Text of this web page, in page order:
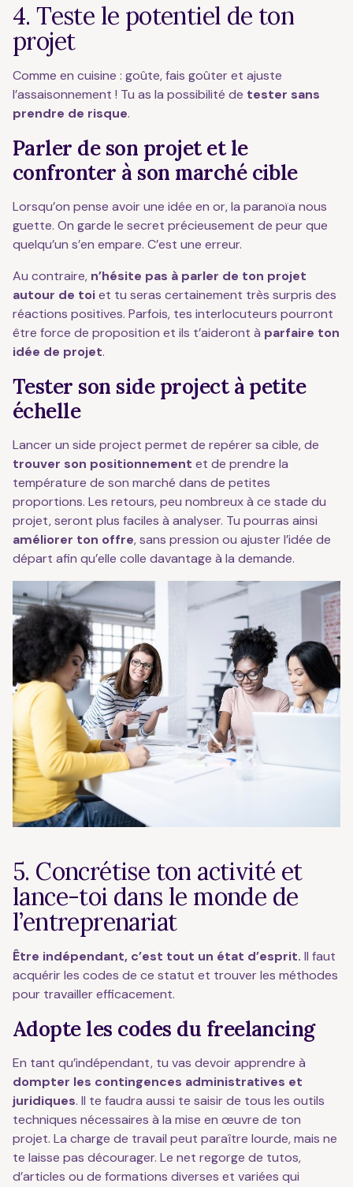
4. Teste le potentiel de ton
projet
Comme en cuisine : goûte, fais goûter et ajuste
l’assaisonnement ! Tu as la possibilité de tester sans
prendre de risque.
Parler de son projet et le
confronter à son marché cible
Lorsqu’on pense avoir une idée en or, la paranoïa nous
guette. On garde le secret précieusement de peur que
quelqu’un s’en empare. C’est une erreur.
Au contraire, n’hésite pas à parler de ton projet
autour de toiet tu seras certainement très surpris des
réactions positives. Parfois, tes interlocuteurs pourront
être force de proposition et ils t’aideront à parfaire ton
idée de projet.
Tester son side project à petite
échelle
Lancer un side project permet de repérer sa cible, de
trouver son positionnement et de prendre la
température de son marché dans de petites
proportions. Les retours, peu nombreux à ce stade du
projet, seront plus faciles à analyser. Tu pourras ainsi
améliorer ton offre, sans pression ou ajuster l’idée de
départ afin qu’elle colle davantage à la demande.
5. Concrétise ton activité et
lance-toi dans le monde de
l’entreprenariat
Être indépendant, c’est tout un état d’esprit. Il faut
acquérir les codes de ce statut et trouver les méthodes
pour travailler efficacement.
Adopte les codes du freelancing
En tant qu’indépendant, tu vas devoir apprendre à
dompter les contingences administratives et
juridiques. Il te faudra aussi te saisir de tous les outils
techniques nécessaires à la mise en œuvre de ton
projet. La charge de travail peut paraître lourde, mais ne
te laisse pas décourager. Le net regorge de tutos,
d’articles ou de formations diverses et variées qui